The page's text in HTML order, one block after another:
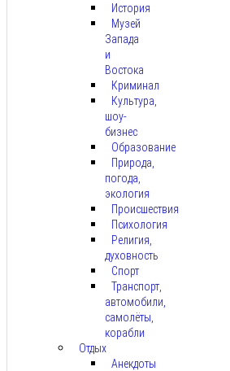
История
Музей
Запада
и
Востока
Криминал
Культура,
шоу-
бизнес
Образование
Природа,
погода,
экология
Происшествия
Психология
Религия,
духовность
Спорт
Транспорт,
автомобили,
самолёты,
корабли
Отдых
Анекдоты